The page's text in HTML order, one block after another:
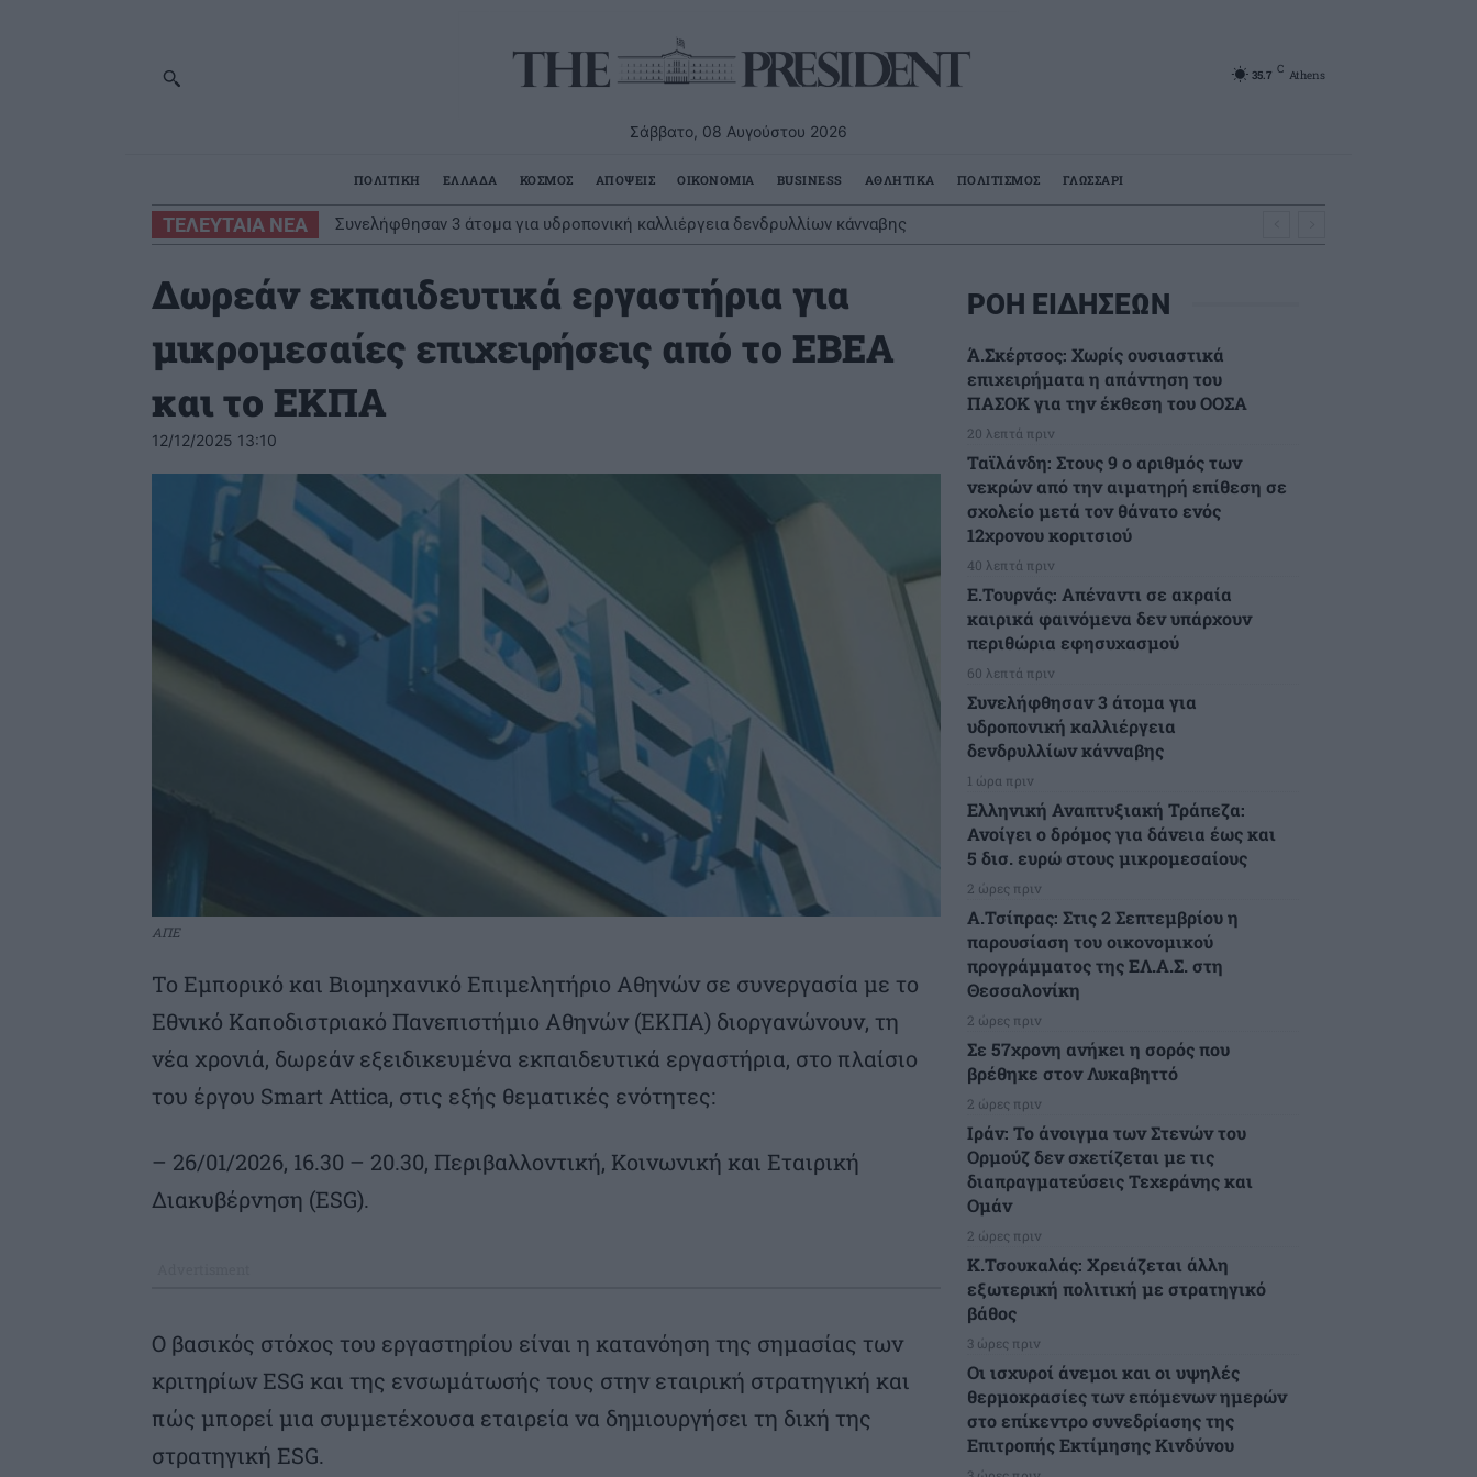
Σάββατο, 08 Αυγούστου 2026
35.7 C Athens
ΠΟΛΙΤΙΚΗ ΕΛΛΑΔΑ ΚΟΣΜΟΣ ΑΠΟΨΕΙΣ ΟΙΚΟΝΟΜΙΑ BUSINESS ΑΘΛΗΤΙΚΑ ΠΟΛΙΤΙΣΜΟΣ ΓΛΩΣΣΑΡΙ
ΤΕΛΕΥΤΑΙΑ ΝΕΑ Συνελήφθησαν 3 άτομα για υδροπονική καλλιέργεια δενδρυλλίων κάνναβης
Δωρεάν εκπαιδευτικά εργαστήρια για
μικρομεσαίες επιχειρήσεις από το ΕΒΕΑ
και το ΕΚΠΑ
12/12/2025 13:10
ΑΠΕ
Το Εμπορικό και Βιομηχανικό Επιμελητήριο Αθηνών σε συνεργασία με το
Εθνικό Καποδιστριακό Πανεπιστήμιο Αθηνών (ΕΚΠΑ) διοργανώνουν, τη
νέα χρονιά, δωρεάν εξειδικευμένα εκπαιδευτικά εργαστήρια, στο πλαίσιο
του έργου Smart Attica, στις εξής θεματικές ενότητες:
– 26/01/2026, 16.30 – 20.30, Περιβαλλοντική, Κοινωνική και Εταιρική
Διακυβέρνηση (ESG).
Ο βασικός στόχος του εργαστηρίου είναι η κατανόηση της σημασίας των
κριτηρίων ESG και της ενσωμάτωσής τους στην εταιρική στρατηγική και
πώς μπορεί μια συμμετέχουσα εταιρεία να δημιουργήσει τη δική της
στρατηγική ESG.
ΡΟΗ ΕΙΔΗΣΕΩΝ
Ά.Σκέρτσος: Χωρίς ουσιαστικά
επιχειρήματα η απάντηση του
ΠΑΣΟΚ για την έκθεση του ΟΟΣΑ
20 λεπτά πριν
Ταϊλάνδη: Στους 9 ο αριθμός των
νεκρών από την αιματηρή επίθεση σε
σχολείο μετά τον θάνατο ενός
12χρονου κοριτσιού
40 λεπτά πριν
Ε.Τουρνάς: Απέναντι σε ακραία
καιρικά φαινόμενα δεν υπάρχουν
περιθώρια εφησυχασμού
60 λεπτά πριν
Συνελήφθησαν 3 άτομα για
υδροπονική καλλιέργεια
δενδρυλλίων κάνναβης
1 ώρα πριν
Ελληνική Αναπτυξιακή Τράπεζα:
Ανοίγει ο δρόμος για δάνεια έως και
5 δισ. ευρώ στους μικρομεσαίους
2 ώρες πριν
Α.Τσίπρας: Στις 2 Σεπτεμβρίου η
παρουσίαση του οικονομικού
προγράμματος της ΕΛ.Α.Σ. στη
Θεσσαλονίκη
2 ώρες πριν
Σε 57χρονη ανήκει η σορός που
βρέθηκε στον Λυκαβηττό
2 ώρες πριν
Ιράν: Το άνοιγμα των Στενών του
Ορμούζ δεν σχετίζεται με τις
διαπραγματεύσεις Τεχεράνης και
Ομάν
2 ώρες πριν
Κ.Τσουκαλάς: Xρειάζεται άλλη
εξωτερική πολιτική με στρατηγικό
βάθος
3 ώρες πριν
Οι ισχυροί άνεμοι και οι υψηλές
θερμοκρασίες των επόμενων ημερών
στο επίκεντρο συνεδρίασης της
Επιτροπής Εκτίμησης Κινδύνου